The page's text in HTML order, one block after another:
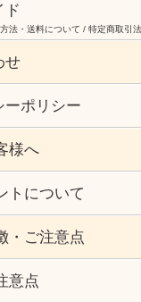
ド
法・送料について / 特定商取引
せ
ーポリシー
様へ
トについて
・ご注意点
意点